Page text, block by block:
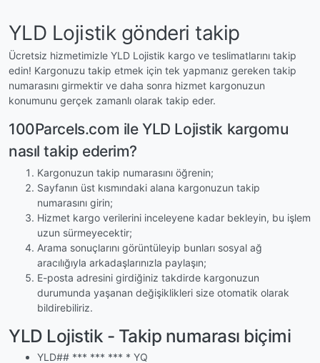
YLD Lojistik gönderi takip
Ücretsiz hizmetimizle YLD Lojistik kargo ve teslimatlarını takip
edin! Kargonuzu takip etmek için tek yapmanız gereken takip
numarasını girmektir ve daha sonra hizmet kargonuzun
konumunu gerçek zamanlı olarak takip eder.
100Parcels.com ile YLD Lojistik kargomu
nasıl takip ederim?
Kargonuzun takip numarasını öğrenin;
Sayfanın üst kısmındaki alana kargonuzun takip
numarasını girin;
Hizmet kargo verilerini inceleyene kadar bekleyin, bu işlem
uzun sürmeyecektir;
Arama sonuçlarını görüntüleyip bunları sosyal ağ
aracılığıyla arkadaşlarınızla paylaşın;
E-posta adresini girdiğiniz takdirde kargonuzun
durumunda yaşanan değişiklikleri size otomatik olarak
bildirebiliriz.
YLD Lojistik - Takip numarası biçimi
YLD## *** *** *** * YQ